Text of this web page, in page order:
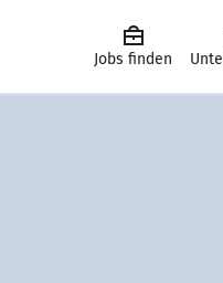
Jobs finden